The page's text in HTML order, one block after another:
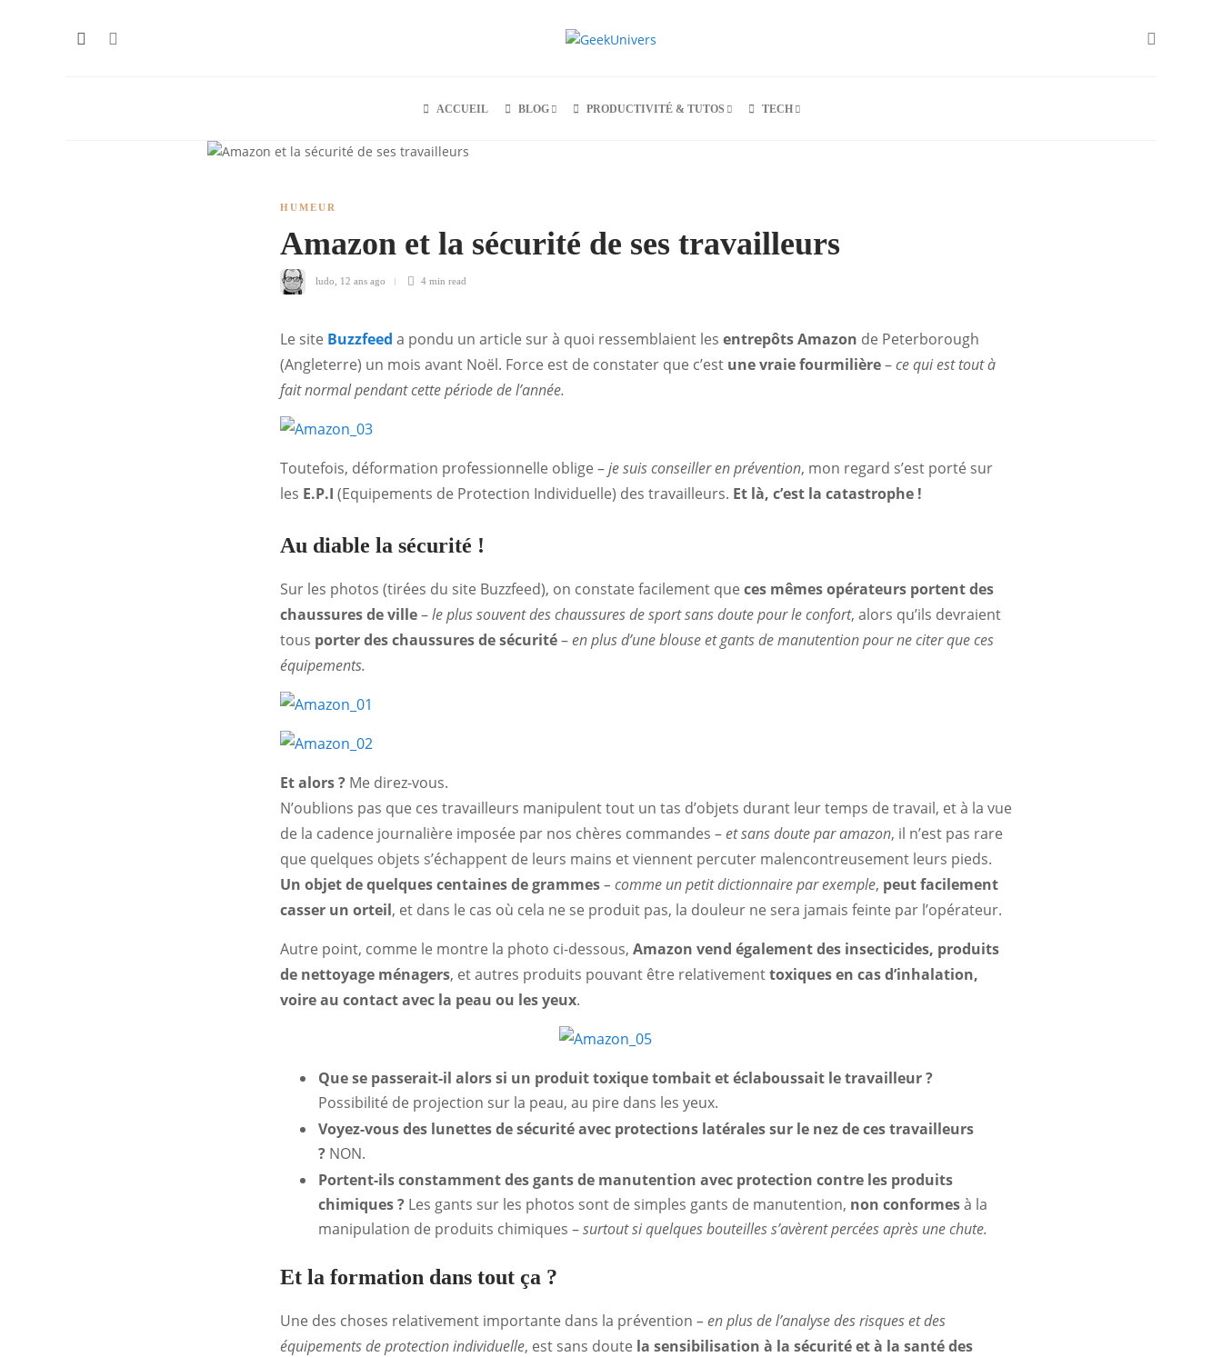
ACCUEIL BLOG PRODUCTIVITÉ & TUTOS TECH
HUMEUR
Amazon et la sécurité de ses travailleurs
ludo 12 ans ago 4 min read
Le site Buzzfeed a pondu un article sur à quoi ressemblaient les entrepôts Amazon de Peterborough
(Angleterre) un mois avant Noël. Force est de constater que c’est une vraie fourmilière–ce qui est tout à
fait normal pendant cette période de l’année.
Toutefois, déformation professionnelle oblige –je suis conseiller en prévention, mon regard s’est porté sur
les E.P.I (Equipements de Protection Individuelle) des travailleurs. Et là, c’est la catastrophe !
Au diable la sécurité !
Sur les photos (tirées du site Buzzfeed), on constate facilement que ces mêmes opérateurs portent des
chaussures de ville–le plus souvent des chaussures de sport sans doute pour le confort, alors qu’ils devraient
tous porter des chaussures de sécurité–en plus d’une blouse et gants de manutention pour ne citer que ces
équipements.
Et alors ? Me direz-vous.
N’oublions pas que ces travailleurs manipulent tout un tas d’objets durant leur temps de travail, et à la vue
de la cadence journalière imposée par nos chères commandes –et sans doute par amazon, il n’est pas rare
que quelques objets s’échappent de leurs mains et viennent percuter malencontreusement leurs pieds.
Un objet de quelques centaines de grammes– comme un petit dictionnaire par exemple, peut facilement
casser un orteil, et dans le cas où cela ne se produit pas, la douleur ne sera jamais feinte par l’opérateur.
Autre point, comme le montre la photo ci-dessous, Amazon vend également des insecticides, produits
de nettoyage ménagers, et autres produits pouvant être relativementtoxiques en cas d’inhalation,
voire au contact avec la peau ou les yeux.
Que se passerait-il alors si un produit toxique tombait et éclaboussait le travailleur ?
Possibilité de projection sur la peau, au pire dans les yeux.
Voyez-vous des lunettes de sécurité avec protections latérales sur le nez de ces travailleurs
? NON.
Portent-ils constamment des gants de manutention avec protection contre les produits
chimiques ? Les gants sur les photos sont de simples gants de manutention, non conformesà la
manipulation de produits chimiques –surtout si quelques bouteilles s’avèrent percées après une chute.
Et la formation dans tout ça ?
Une des choses relativement importante dans la prévention – en plus de l’analyse des risques et des
équipements de protection individuelle, est sans doute la sensibilisation à la sécurité et à la santé des